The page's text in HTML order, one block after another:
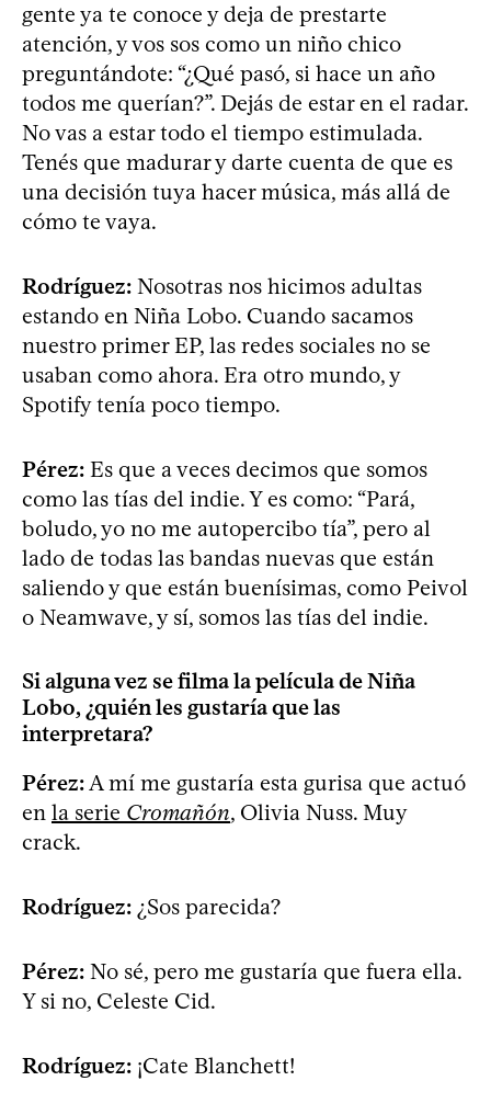
gente ya te conoce y deja de prestarte
atención, y vos sos como un niño chico
preguntándote: “¿Qué pasó, si hace un año
todos me querían?”. Dejás de estar en el radar.
No vas a estar todo el tiempo estimulada.
Tenés que madurar y darte cuenta de que es
una decisión tuya hacer música, más allá de
cómo te vaya.
Rodríguez: Nosotras nos hicimos adultas
estando en Niña Lobo. Cuando sacamos
nuestro primer EP, las redes sociales no se
usaban como ahora. Era otro mundo, y
Spotify tenía poco tiempo.
Pérez: Es que a veces decimos que somos
como las tías del indie. Y es como: “Pará,
boludo, yo no me autopercibo tía”, pero al
lado de todas las bandas nuevas que están
saliendo y que están buenísimas, como Peivol
o Neamwave, y sí, somos las tías del indie.
Si alguna vez se filma la película de Niña
Lobo, ¿quién les gustaría que las
interpretara?
Pérez:A mí me gustaría esta gurisa que actuó
en la serie Cromañón, Olivia Nuss. Muy
crack.
Rodríguez: ¿Sos parecida?
Pérez: No sé, pero me gustaría que fuera ella.
Y si no, Celeste Cid.
Rodríguez: ¡Cate Blanchett!